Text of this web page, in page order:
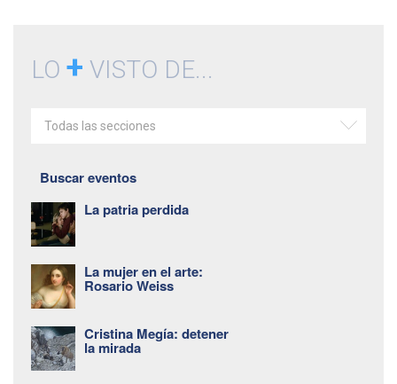
LO + VISTO DE...
Todas las secciones
Buscar eventos
La patria perdida
La mujer en el arte:
Rosario Weiss
Cristina Megía: detener
la mirada